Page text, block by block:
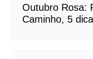
Outubro Rosa:
Caminho, 5